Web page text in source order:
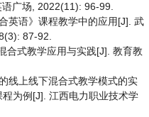
广场, 2022(11): 96-99.
英语》课程教学中的应用[J]. 武
87-92.
合式教学应用与实践[J]. 教育教
线上线下混合式教学模式的实
为例[J]. 江西电力职业技术学